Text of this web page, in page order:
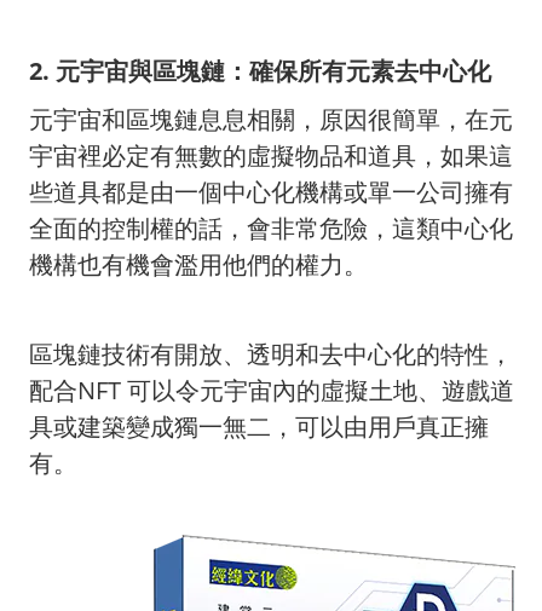
2. 元宇宙與區塊鏈：確保所有元素去中心化
元宇宙和區塊鏈息息相關，原因很簡單，在元
宇宙裡必定有無數的虛擬物品和道具，如果這
些道具都是由一個中心化機構或單一公司擁有
全面的控制權的話，會非常危險，這類中心化
機構也有機會濫用他們的權力。
區塊鏈技術有開放、透明和去中心化的特性，
配合NFT 可以令元宇宙內的虛擬土地、遊戲道
具或建築變成獨一無二，可以由用戶真正擁
有。